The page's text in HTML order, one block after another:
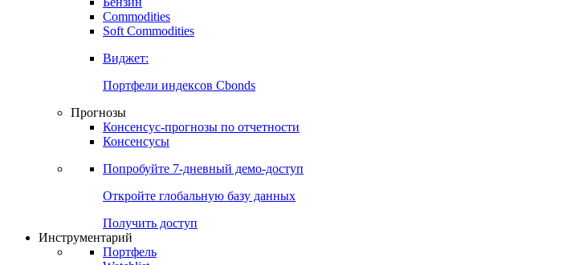
Commodities
Золото
Нефть
Бензин
Commodities
Soft Commodities
Виджет:
Портфели индексов Cbonds
Прогнозы
Консенсус-прогнозы по отчетности
Консенсусы
Попробуйте7-дневный
Откройте глобальную базу данных